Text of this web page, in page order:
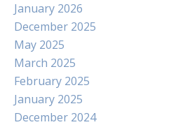
January 2026
December 2025
May 2025
March 2025
February 2025
January 2025
December 2024